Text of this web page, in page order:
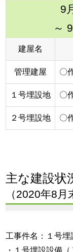
9
～
建屋名
管理建屋 〇
１号埋設地 〇
２号埋設地 〇
主な建設状
（2020年8月
工事件名：１号
・１号埋設設備